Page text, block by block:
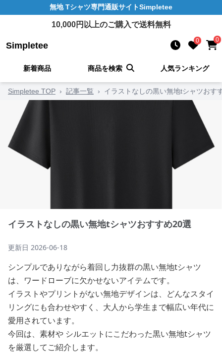
無地 Tシャツ専門通販サイトSimpletee
10,000円以上のご購入で送料無料
Simpletee 0 0
新着商品 商品を検索 人気ランキング
Simpletee TOP › 記事一覧 › イラストなしの黒い無地tシャツおす
イラストなしの黒い無地tシャツおすすめ20選
更新日 2026-06-18
シンプルでありながら着回し力抜群の黒い無地tシャツ
は、ワードローブに欠かせないアイテムです。
イラストやプリントがない無地デザインは、どんなスタイ
リングにも合わせやすく、大人から学生まで幅広い年代に
愛用されています。
今回は、素材や シルエットにこだわった黒い無地tシャツ
を厳選してご紹介します。